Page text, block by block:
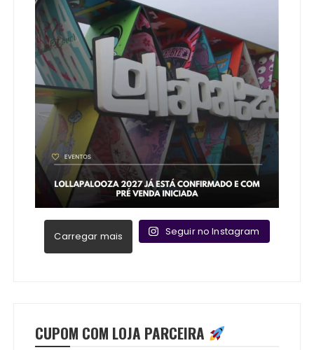
Carregar mais Seguir no Instagram
CUPOM COM LOJA PARCEIRA